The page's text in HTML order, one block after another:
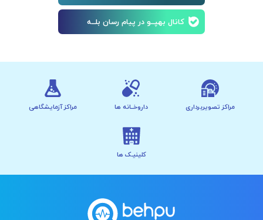
کانال بهپــو در پیام رسان بلــه
مراکز تصویربرداری داروخــانه ها مراکز آزمایشگاهی
کلینیـک ها